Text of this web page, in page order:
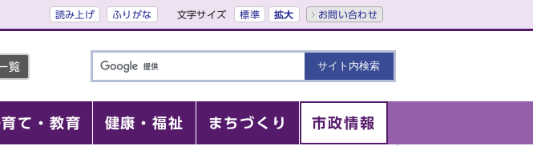
読み上げ ふりがな 文字サイズ 標準 拡大 お問い合わせ
覧
て・教育 健康・福祉 まちづくり 市政情報